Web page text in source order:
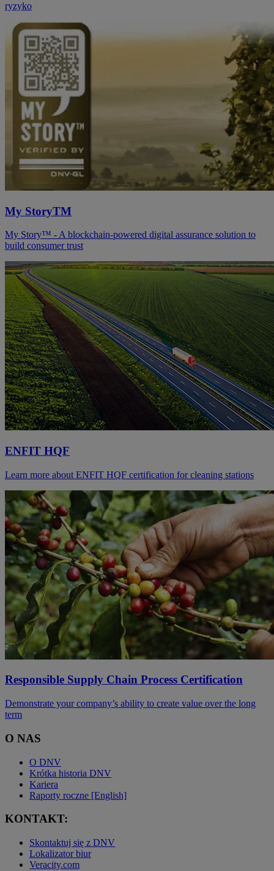
ryzyko
My StoryTM
My Story™ - A blockchain-powered digital assurance solution to
build consumer trust
ENFIT HQF
Learn more about ENFIT HQF certification for cleaning stations
Responsible Supply Chain Process Certification
Demonstrate your company’s ability to create value over the long
term
O NAS
O DNV
Krótka historia DNV
Kariera
Raporty roczne [English]
KONTAKT:
Skontaktuj się z DNV
Lokalizator biur
Veracity.com